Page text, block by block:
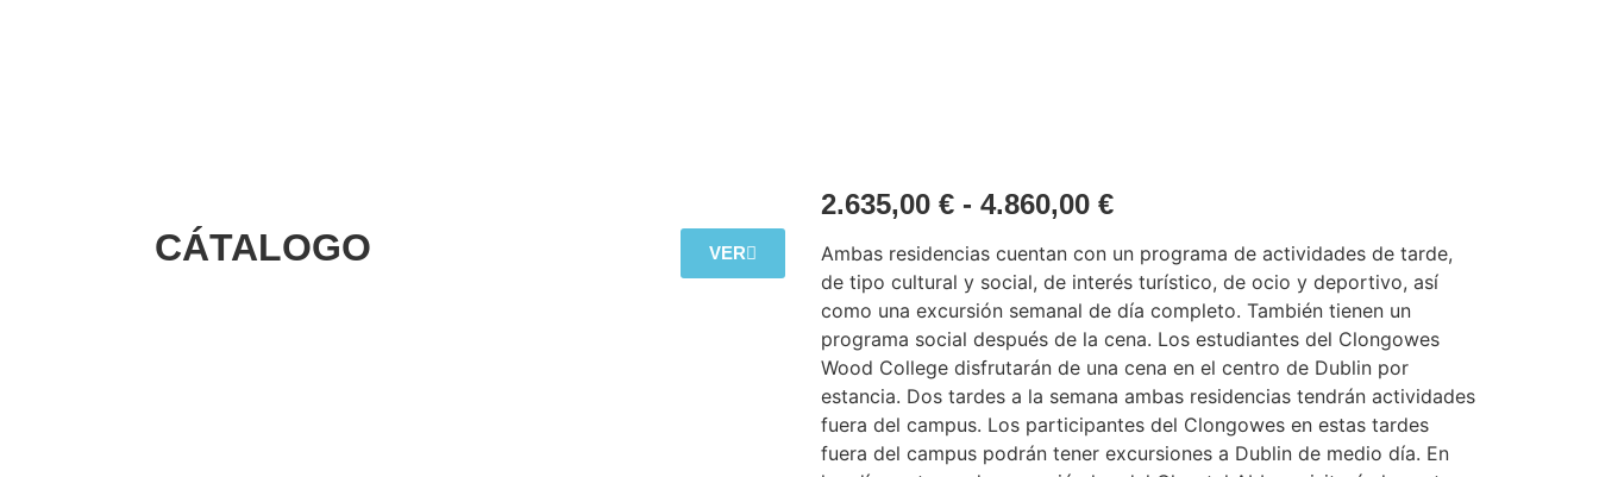
CÁTALOGO VER
2.635,00 € - 4.860,00 €
Ambas residencias cuentan con un programa de actividades de tarde,
de tipo cultural y social, de interés turístico, de ocio y deportivo, así
como una excursión semanal de día completo. También tienen un
programa social después de la cena. Los estudiantes del Clongowes
Wood College disfrutarán de una cena en el centro de Dublin por
estancia. Dos tardes a la semana ambas residencias tendrán actividades
fuera del campus. Los participantes del Clongowes en estas tardes
fuera del campus podrán tener excursiones a Dublin de medio día. En